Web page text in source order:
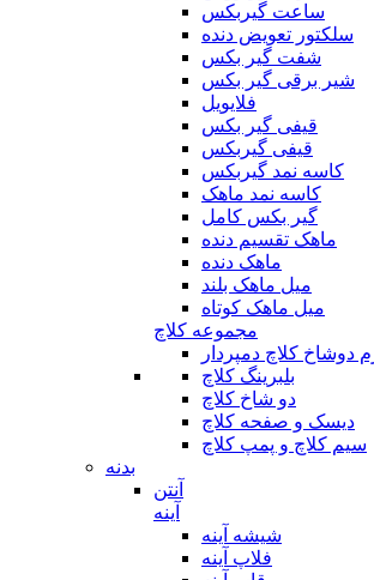
ساعت گیربکس
سلکتور تعویض دنده
شفت گیر بکس
شیر برقی گیر بکس
فلایویل
قیفی گیر بکس
قیفی گیربکس
کاسه نمد گیربکس
کاسه نمد ماهک
گیر بکس کامل
ماهک تقسیم دنده
ماهک دنده
میل ماهک بلند
میل ماهک کوتاه
مجموعه کلاچ
دوشاخ کلاچ دمپردار
بلبرینگ کلاچ
دو شاخ کلاچ
دیسک و صفحه کلاچ
سیم کلاچ و پمپ کلاچ
بدنه
آنتن
آینه
شیشه آینه
فلاپ آینه